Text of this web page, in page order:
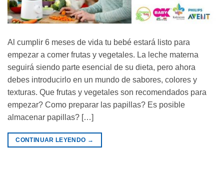
Al cumplir 6 meses de vida tu bebé estará listo para
empezar a comer frutas y vegetales. La leche materna
seguirá siendo parte esencial de su dieta, pero ahora
debes introducirlo en un mundo de sabores, colores y
texturas. Que frutas y vegetales son recomendados para
empezar? Como preparar las papillas? Es posible
almacenar papillas? […]
CONTINUAR LEYENDO →